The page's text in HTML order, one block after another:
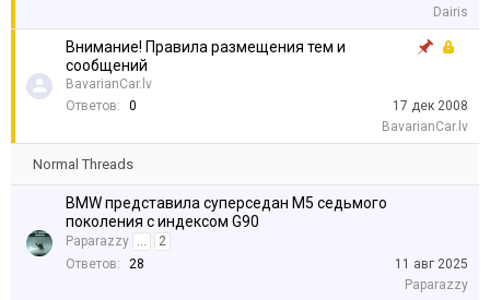
Dairis
Внимание! Правила размещения тем и
сообщений
BavarianCar.lv
Ответов:
0
17 дек 2008
BavarianCar.lv
Normal Threads
BMW представила суперседан M5 седьмого
поколения с индексом G90
Paparazzy ...
2
Ответов:
28
11 авг 2025
Paparazzy